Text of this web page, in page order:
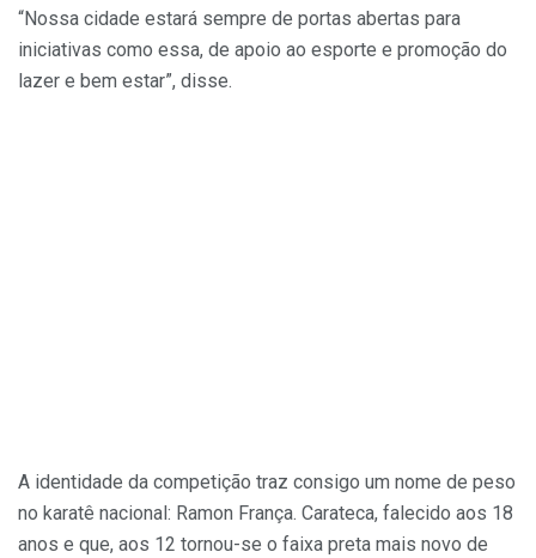
“Nossa cidade estará sempre de portas abertas para
iniciativas como essa, de apoio ao esporte e promoção do
lazer e bem estar”, disse.
A identidade da competição traz consigo um nome de peso
no karatê nacional: Ramon França. Carateca, falecido aos 18
anos e que, aos 12 tornou-se o faixa preta mais novo de